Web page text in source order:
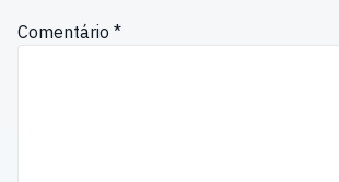
Comentário *